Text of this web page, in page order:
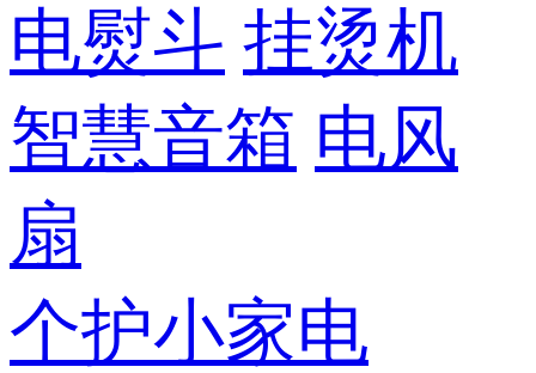
电熨斗 挂烫机
智慧音箱 电风
扇
个护小家电